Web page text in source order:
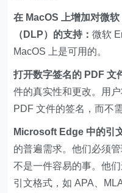
在 MacOS 上增加对微
（DLP）的支持：微软
MacOS 上是可用的。
打开数字签名的 PDF 文
件的真实性和更改。用
PDF 文件的签名，而不
Microsoft Edge 中的引
的普遍需求。他们必须
不是一件容易的事。他
引文格式，如 APA、